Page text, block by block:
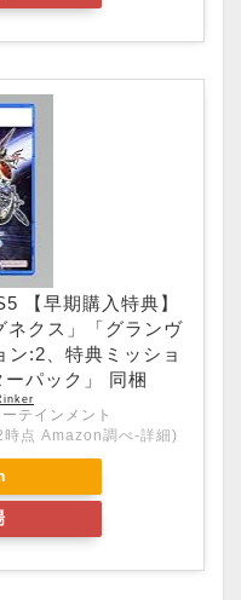
【早期購入特典】
ネクス」「グランヴ
ン:2、特典ミッショ
パック」 同梱
テインメント
点 Amazon調べ-詳細)